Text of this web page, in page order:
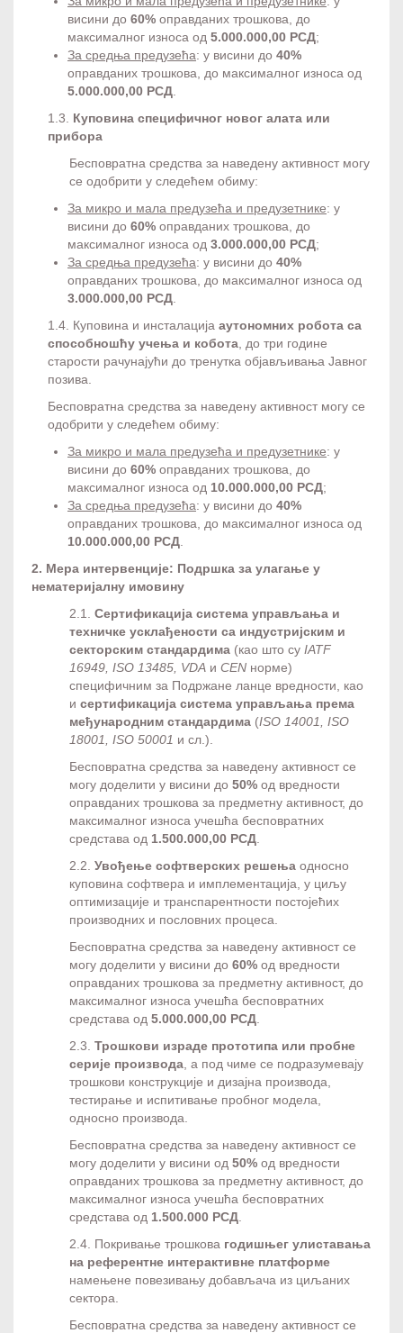
висини до 60% оправданих трошкова, до
максималног износа од 5.000.000,00 РСД;
За средња предузећа: у висини до 40%
оправданих трошкова, до максималног износа од
5.000.000,00 РСД
1.3. Куповина специфичног новог алата или
прибора
Бесповратна средства за наведену активност могу
се одобрити у следећем обиму:
За микро и мала предузећа и предузетнике: у
висини до 60% оправданих трошкова, до
максималног износа од 3.000.000,00 РСД;
За средња предузећа: у висини до 40%
оправданих трошкова, до максималног износа од
3.000.000,00 РСД
1.4. Куповина и инсталација аутономних робота са
способношћу учења и кобота , до три године
старости рачунајући до тренутка објављивања Јавног
позива.
Бесповратна средства за наведену активност могу се
одобрити у следећем обиму:
За микро и мала предузећа и предузетнике: у
висини до 60% оправданих трошкова, до
максималног износа од 10.000.000,00 РСД;
За средња предузећа: у висини до 40%
оправданих трошкова, до максималног износа од
10.000.000,00 РСД
2. Мера интервенције: Подршка за улагање у
нематеријалну имовину
2.1. Сертификација система управљања и
техничке усклађености са индустријским и
секторским стандардима (као што су IATF
16949, ISO 13485, VDA и CEN норме)
специфичним за Подржане ланце вредности, као
и сертификација система управљања према
међународним стандардима (ISO 14001, ISO
18001, ISO 50001 и сл.).
Бесповратна средства за наведену активност се
могу доделити у висини до 50% од вредности
оправданих трошкова за предметну активност, до
максималног износа учешћа бесповратних
средстава од 1.500.000,00 РСД
2.2. Увођење софтверских решења односно
куповина софтвера и имплементација, у циљу
оптимизације и транспарентности постојећих
производних и пословних процеса.
Бесповратна средства за наведену активност се
могу доделити у висини до 60% од вредности
оправданих трошкова за предметну активност, до
максималног износа учешћа бесповратних
средстава од 5.000.000,00 РСД
2.3. Трошкови израде прототипа или пробне
серије производа , а под чиме се подразумевају
трошкови конструкције и дизајна производа,
тестирање и испитивање пробног модела,
односно производа.
Бесповратна средства за наведену активност се
могу доделити у висини од 50% од вредности
оправданих трошкова за предметну активност, до
максималног износа учешћа бесповратних
средстава од 1.500.000 РСД
2.4. Покривање трошкова годишњег улиставања
на референтне интерактивне платформе
намењене повезивању добављача из циљаних
сектора.
Бесповратна средства за наведену активност се